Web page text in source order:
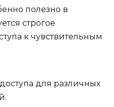
полезно в
строгое
к чувствительным
для различных